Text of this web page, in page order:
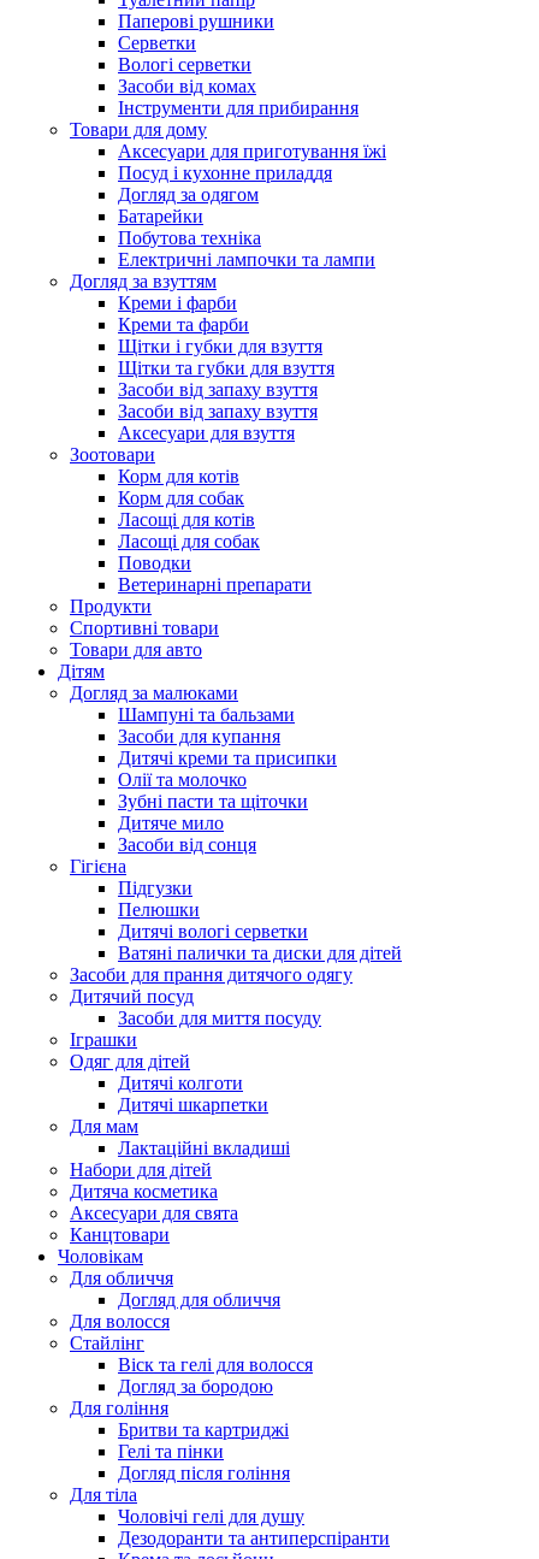
Паперові рушники
Серветки
Вологі серветки
Засоби від комах
Інструменти для прибирання
Товари для дому
Аксесуари для приготування їжі
Посуд і кухонне приладдя
Догляд за одягом
Батарейки
Побутова техніка
Електричні лампочки та лампи
Догляд за взуттям
Креми і фарби
Креми та фарби
Щітки і губки для взуття
Щітки та губки для взуття
Засоби від запаху взуття
Засоби від запаху взуття
Аксесуари для взуття
Зоотовари
Корм для котів
Корм для собак
Ласощі для котів
Ласощі для собак
Поводки
Ветеринарні препарати
Продукти
Спортивні товари
Товари для авто
Дітям
Догляд за малюками
Шампуні та бальзами
Засоби для купання
Дитячі креми та присипки
Олії та молочко
Зубні пасти та щіточки
Дитяче мило
Засоби від сонця
Гігієна
Підгузки
Пелюшки
Дитячі вологі серветки
Ватяні палички та диски для дітей
Засоби для прання дитячого одягу
Дитячий посуд
Засоби для миття посуду
Іграшки
Одяг для дітей
Дитячі колготи
Дитячі шкарпетки
Для мам
Лактаційні вкладиші
Набори для дітей
Дитяча косметика
Аксесуари для свята
Канцтовари
Чоловікам
Для обличчя
Догляд для обличчя
Для волосся
Стайлінг
Віск та гелі для волосся
Догляд за бородою
Для гоління
Бритви та картриджі
Гелі та пінки
Догляд після гоління
Для тіла
Чоловічі гелі для душу
Дезодоранти та антиперспіранти